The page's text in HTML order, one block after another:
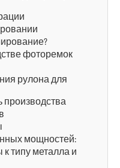
фоторемок
рулона для
производства
мощностей:
типу металла и